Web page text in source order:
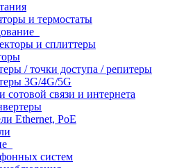
и термостаты
и сплиттеры
/ точки доступа / репитеры
3G/4G/5G
сотовой связи и интернета
Ethernet, PoE
систем